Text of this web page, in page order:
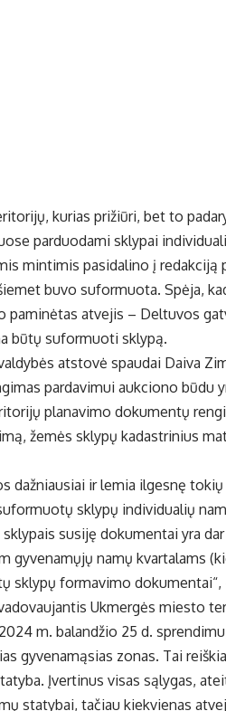
kurias prižiūri, bet to
parduodami sklypai
mintimis pasidalino į redakciją
buvo suformuota. Spėja,
paminėtas atvejis – Deltuvos
būtų suformuoti sklypą.
atstovė spaudai Daiva
pardavimui aukciono būdu
planavimo dokumentų
žemės sklypų kadastrinius
dažniausiai ir lemia ilgesnę
sklypų individualių
susiję dokumentai yra
gyvenamųjų namų kvartalams
sklypų formavimo
Ukmergės miesto
m. balandžio 25 d.
gyvenamąsias zonas. Tai
Įvertinus visas sąlygas,
statybai, tačiau kiekvienas